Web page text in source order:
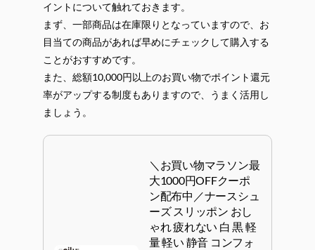
イントについて触れておきます。
まず、一部商品は在庫限りとなっていますので、お
目当ての商品があれば早めにチェックして購入する
ことがおすすめです。
また、総額10,000円以上のお買い物でポイント還元
率がアップする制度もありますので、うまく活用し
ましょう。
＼お買い物マラソン最
大1000円OFFクーポ
ン配布中／ナースシュ
ーズ スリッポン おし
ゃれ 疲れない 白 黒 軽
量 軽い 静音 コンフォ